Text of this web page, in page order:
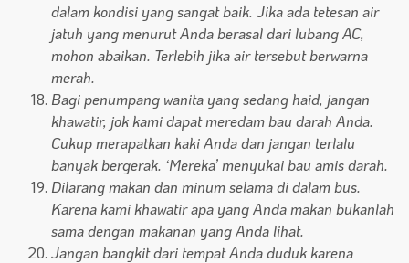
dalam kondisi yang sangat baik. Jika ada tetesan air
jatuh yang menurut Anda berasal dari lubang AC,
mohon abaikan. Terlebih jika air tersebut berwarna
merah.
Bagi penumpang wanita yang sedang haid, jangan
khawatir, jok kami dapat meredam bau darah Anda.
Cukup merapatkan kaki Anda dan jangan terlalu
banyak bergerak. ‘Mereka’ menyukai bau amis darah.
Dilarang makan dan minum selama di dalam bus.
Karena kami khawatir apa yang Anda makan bukanlah
sama dengan makanan yang Anda lihat.
Jangan bangkit dari tempat Anda duduk karena